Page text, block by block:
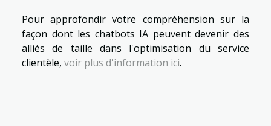
Pour approfondir votre compréhension sur la
façon dont les chatbots IA peuvent devenir des
alliés de taille dans l'optimisation du service
clientèle, voir plus d'information ici.